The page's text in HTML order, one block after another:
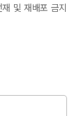
및 재배포 금지